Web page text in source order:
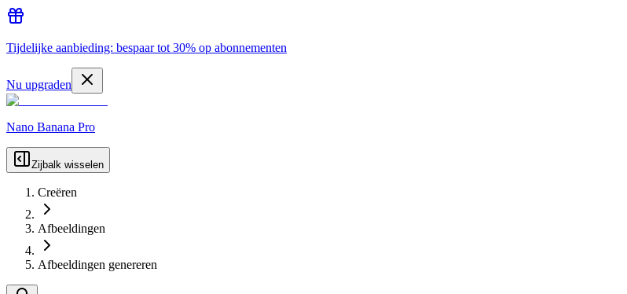
Tijdelijke aanbieding: bespaar tot 30% op abonnementen
Nu upgraden
Nano Banana Pro
Zijbalk wisselen
Creëren
Afbeeldingen
Afbeeldingen genereren